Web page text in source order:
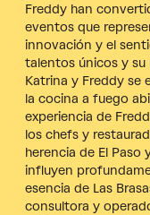
Freddy han
eventos que
innovación y el
talentos únicos y su
Katrina y Freddy se
la cocina a fuego
experiencia de
los chefs y
herencia de El Paso
influyen
esencia de Las
consultora y